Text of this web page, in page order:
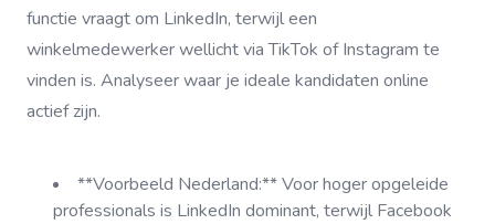
functie vraagt om LinkedIn, terwijl een
winkelmedewerker wellicht via TikTok of Instagram te
vinden is. Analyseer waar je ideale kandidaten online
actief zijn.
**Voorbeeld Nederland:** Voor hoger opgeleide
professionals is LinkedIn dominant, terwijl Facebook